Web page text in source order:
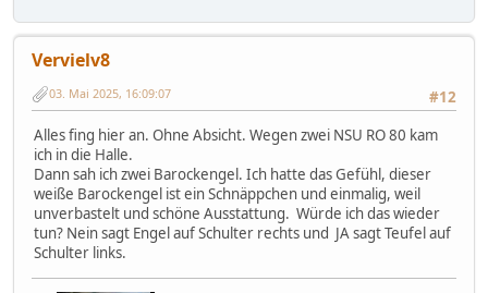
Vervielv8
#12
03. Mai 2025, 16:09:07
Alles fing hier an. Ohne Absicht. Wegen zwei NSU RO 80 kam
ich in die Halle.
Dann sah ich zwei Barockengel. Ich hatte das Gefühl, dieser
weiße Barockengel ist ein Schnäppchen und einmalig, weil
unverbastelt und schöne Ausstattung. Würde ich das wieder
tun? Nein sagt Engel auf Schulter rechts und JA sagt Teufel auf
Schulter links.